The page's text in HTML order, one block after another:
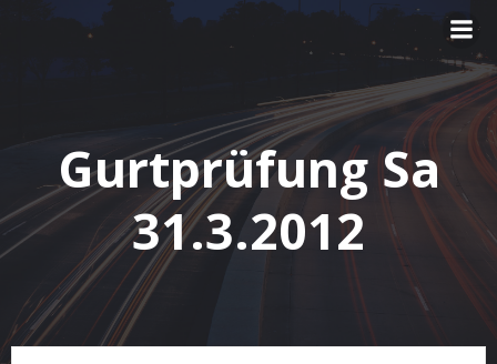
Zum
Gurtprüfung Sa
31.3.2012